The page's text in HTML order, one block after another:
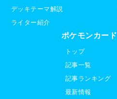
デッキテーマ解説
ライター紹介
ポケモンカード
トップ
記事一覧
記事ランキング
最新情報